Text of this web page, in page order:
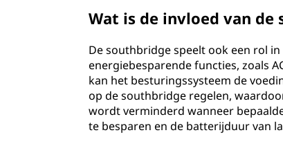
Wat is de invloed van
De southbridge speelt ook een rol
energiebesparende functies, zoals
kan het besturingssysteem de
op de southbridge regelen,
wordt verminderd wanneer
te besparen en de batterijduur van